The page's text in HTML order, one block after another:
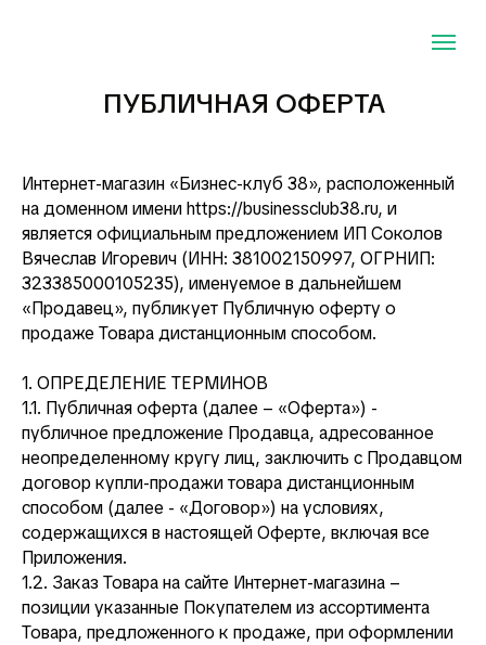
ПУБЛИЧНАЯ ОФЕРТА
Интернет-магазин «Бизнес-клуб 38», расположенный
на доменном имени https://businessclub38.ru, и
является официальным предложением ИП Соколов
Вячеслав Игоревич (ИНН: 381002150997, ОГРНИП:
323385000105235), именуемое в дальнейшем
«Продавец», публикует Публичную оферту о
продаже Товара дистанционным способом.
1. ОПРЕДЕЛЕНИЕ ТЕРМИНОВ
1.1. Публичная оферта (далее – «Оферта») -
публичное предложение Продавца, адресованное
неопределенному кругу лиц, заключить с Продавцом
договор купли-продажи товара дистанционным
способом (далее - «Договор») на условиях,
содержащихся в настоящей Оферте, включая все
Приложения.
1.2. Заказ Товара на сайте Интернет-магазина –
позиции указанные Покупателем из ассортимента
Товара, предложенного к продаже, при оформлении